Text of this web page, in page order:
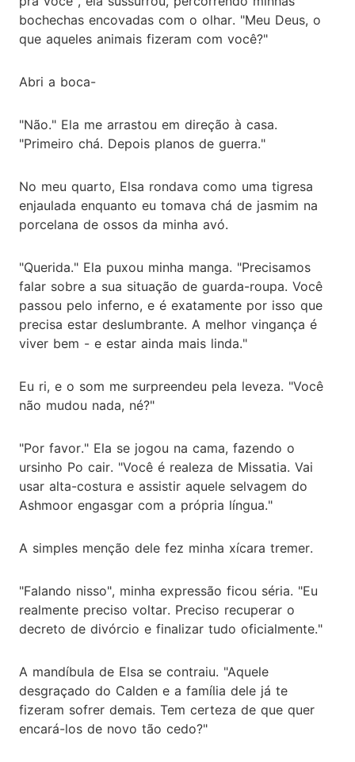
bochechas encovadas com o olhar. "Meu Deus, o
que aqueles animais fizeram com você?"
Abri a boca-
"Não." Ela me arrastou em direção à casa.
"Primeiro chá. Depois planos de guerra."
No meu quarto, Elsa rondava como uma tigresa
enjaulada enquanto eu tomava chá de jasmim na
porcelana de ossos da minha avó.
"Querida." Ela puxou minha manga. "Precisamos
falar sobre a sua situação de guarda-roupa. Você
passou pelo inferno, e é exatamente por isso que
precisa estar deslumbrante. A melhor vingança é
viver bem - e estar ainda mais linda."
Eu ri, e o som me surpreendeu pela leveza. "Você
não mudou nada, né?"
"Por favor." Ela se jogou na cama, fazendo o
ursinho Po cair. "Você é realeza de Missatia. Vai
usar alta-costura e assistir aquele selvagem do
Ashmoor engasgar com a própria língua."
A simples menção dele fez minha xícara tremer.
"Falando nisso", minha expressão ficou séria. "Eu
realmente preciso voltar. Preciso recuperar o
decreto de divórcio e finalizar tudo oficialmente."
A mandíbula de Elsa se contraiu. "Aquele
desgraçado do Calden e a família dele já te
fizeram sofrer demais. Tem certeza de que quer
encará-los de novo tão cedo?"